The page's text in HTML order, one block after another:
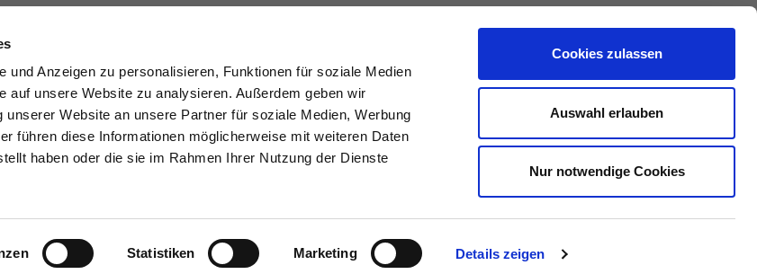
und Anzeigen zu personalisieren, Funktionen für soziale Medien
auf unsere Website zu analysieren. Außerdem geben wir
unserer Website an unsere Partner für soziale Medien, Werbung
führen diese Informationen möglicherweise mit weiteren Daten
haben oder die sie im Rahmen Ihrer Nutzung der Dienste
Statistiken Marketing Details zeigen
Cookies zulassen
Auswahl erlauben
Nur notwendige Cookies
Störungs- und
Bereitschaftsdienst
Telefon
0172 7602 809
– Do.
7.30 Uhr – 16.00 Uhr
7.30 Uhr – 15.00 Uhr
nach Vereinbarung auch